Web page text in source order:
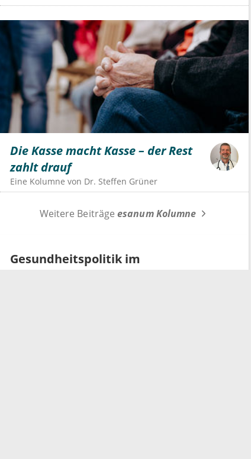
Die Kasse macht Kasse – der Rest
zahlt drauf
Eine Kolumne von Dr. Steffen Grüner
Weitere Beiträgeesanum Kolumne
Gesundheitspolitik im